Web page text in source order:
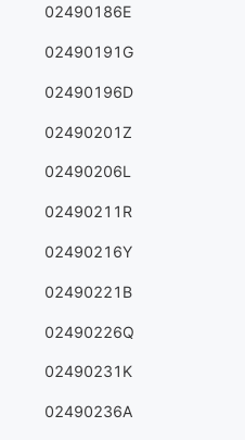
02490186E
02490191G
02490196D
02490201Z
02490206L
02490211R
02490216Y
02490221B
02490226Q
02490231K
02490236A